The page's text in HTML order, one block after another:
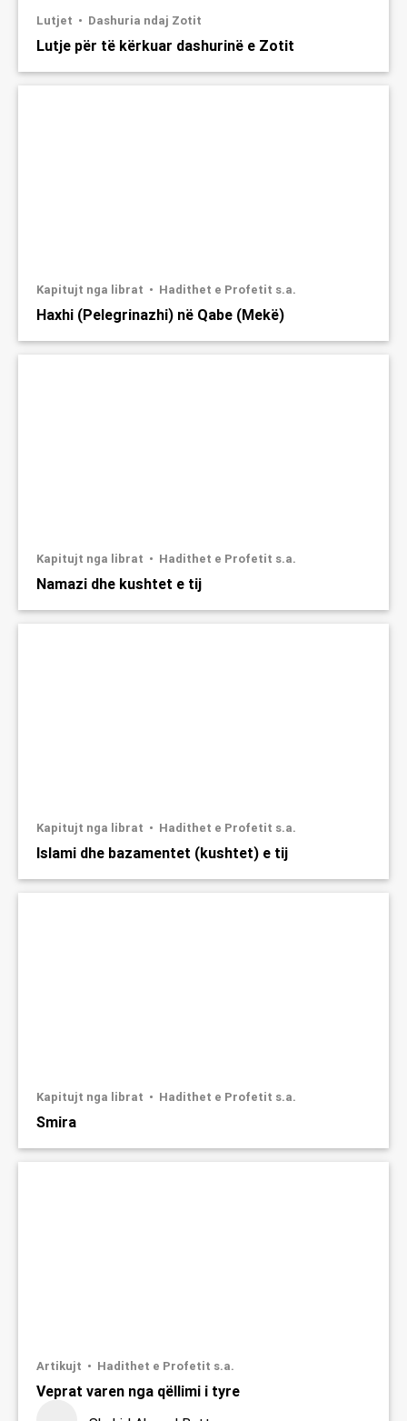
Lutjet Dashuria ndaj Zotit
Lutje për të kërkuar dashurinë e Zotit
Kapitujt nga librat Hadithet e Profetit s.a.
Haxhi (Pelegrinazhi) në Qabe (Mekë)
Kapitujt nga librat Hadithet e Profetit s.a.
Namazi dhe kushtet e tij
Kapitujt nga librat Hadithet e Profetit s.a.
Islami dhe bazamentet (kushtet) e tij
Kapitujt nga librat Hadithet e Profetit s.a.
Smira
Artikujt Hadithet e Profetit s.a.
Veprat varen nga qëllimi i tyre